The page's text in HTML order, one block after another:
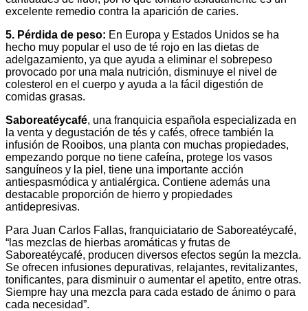
excelente remedio contra la aparición de caries.
5. Pérdida de peso: En Europa y Estados Unidos se ha
hecho muy popular el uso de té rojo en las dietas de
adelgazamiento, ya que ayuda a eliminar el sobrepeso
provocado por una mala nutrición, disminuye el nivel de
colesterol en el cuerpo y ayuda a la fácil digestión de
comidas grasas.
Saboreatéycafé, una franquicia española especializada en
la venta y degustación de tés y cafés, ofrece también la
infusión de Rooibos, una planta con muchas propiedades,
empezando porque no tiene cafeína, protege los vasos
sanguíneos y la piel, tiene una importante acción
antiespasmódica y antialérgica. Contiene además una
destacable proporción de hierro y propiedades
antidepresivas.
Para Juan Carlos Fallas, franquiciatario de Saboreatéycafé,
“las mezclas de hierbas aromáticas y frutas de
Saboreatéycafé, producen diversos efectos según la mezcla.
Se ofrecen infusiones depurativas, relajantes, revitalizantes,
tonificantes, para disminuir o aumentar el apetito, entre otras.
Siempre hay una mezcla para cada estado de ánimo o para
cada necesidad”.